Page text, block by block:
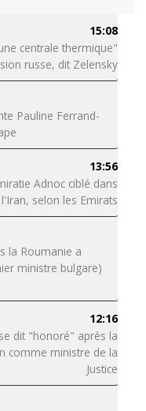
15:08
centrale thermique"
russe, dit Zelensky
Pauline Ferrand-
13:56
Adnoc ciblé dans
selon les Emirats
la Roumanie a
ministre bulgare)
12:16
dit "honoré" après la
comme ministre de la
Justice